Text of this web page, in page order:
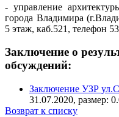
- управление
города Владимира
5 этаж, каб.521, телефон
Заключение о
обсуждений:
Заключение УЗР
31.07.2020, размер:
Возврат к списку